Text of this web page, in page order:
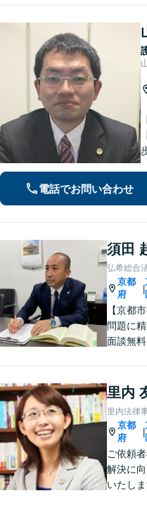
電話でお問い合わせ
須田
弘希総合
京都
府
|
【京都
問題に
面談無
ごとに
解決へ
まずは
里内
里内法律
京都
府
|
ご依頼
解決に
いたしま